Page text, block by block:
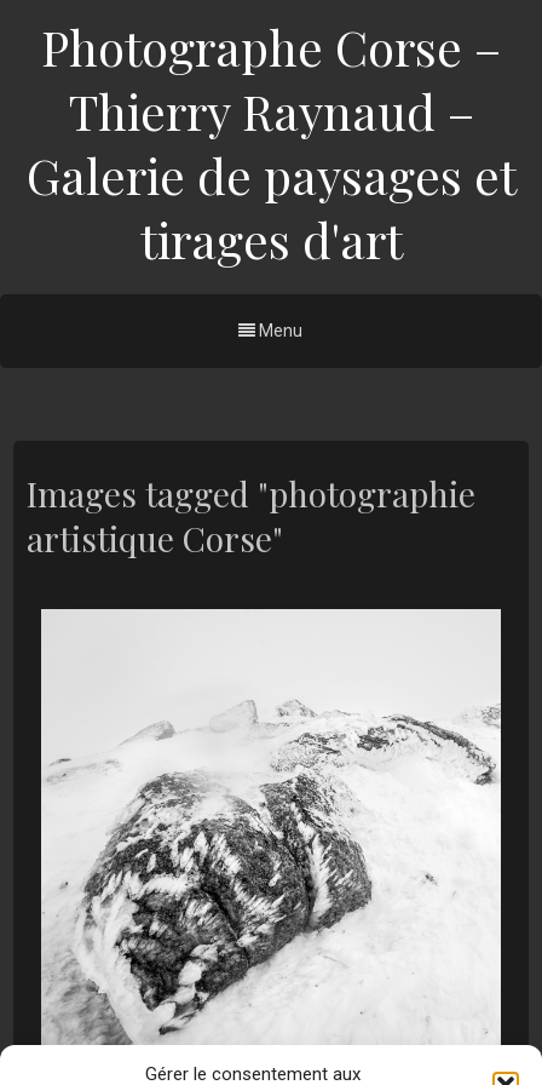
Gérer le consentement aux
Photographe Corse –
Thierry Raynaud –
Galerie de paysages et
tirages d'art
Menu
Images tagged "photographie
artistique Corse"